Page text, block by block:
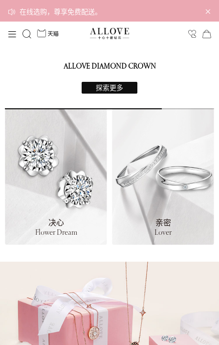
在线选购，尊享免费配送。
ALLOVE DIAMOND CROWN
探索更多
决心
Flower Dream
亲密
Lover